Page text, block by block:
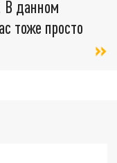
В данном
тоже просто